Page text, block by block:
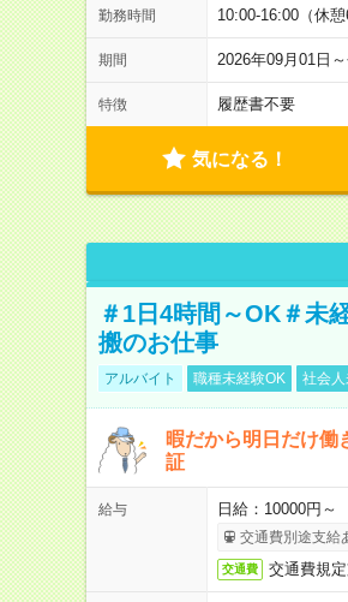
勤務時間 10:00-16:00（休
期間 2026年09月01
特徴 履歴書不要
気になる！
＃1日4時間～OK＃未
搬のお仕事
アルバイト 職種未経験OK 社会
暇だから明日だけ働
証
給与 日給：10000円
交通費別途支給
交通費 交通費規